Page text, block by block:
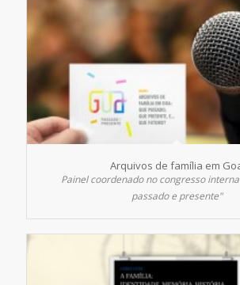
Arquivos de família em
Painel coordenado no congresso
passado e presente"